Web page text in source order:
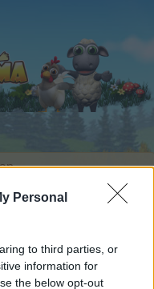
Personal
to third parties, or
information for
the below opt-out
#12